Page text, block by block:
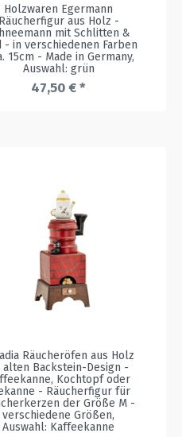
Holzwaren Egermann
Räucherfigur aus Holz -
mit Schlitten &
- in verschiedenen Farben
15cm - Made in Germany,
Auswahl: grün
47,50 € *
Räucheröfen aus Holz
alten Backstein-Design -
Kochtopf oder
- Räucherfigur für
der Größe M -
verschiedene Größen,
Auswahl: Kaffeekanne